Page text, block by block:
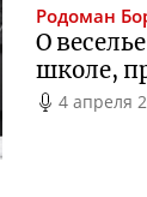
Родоман
О
школе,
4 апреля